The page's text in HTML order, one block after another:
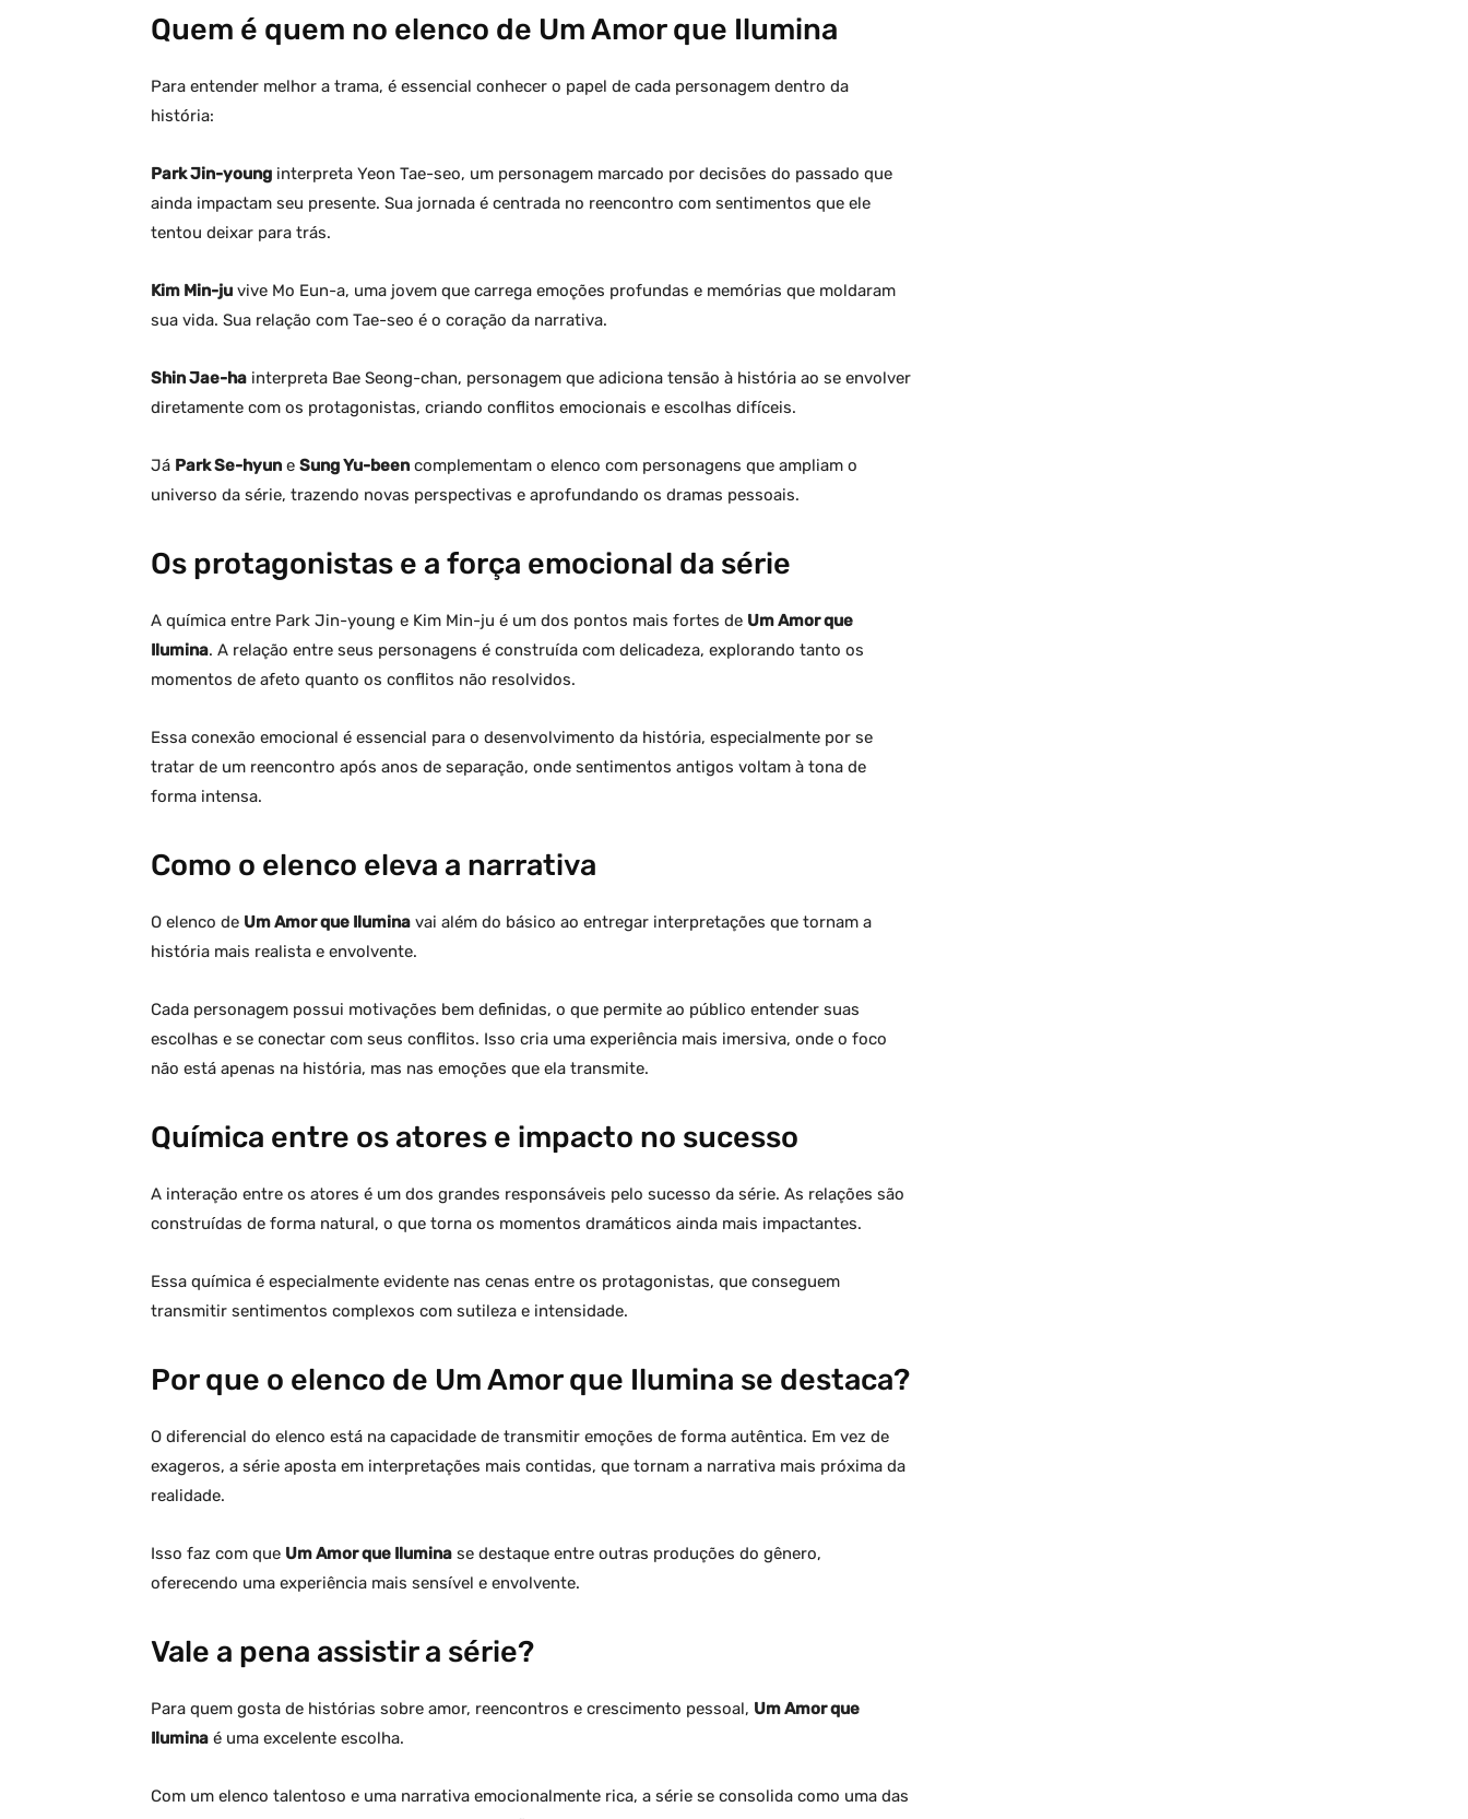
seo e Eun-a terminam de
novo?
Romântico da Netflix (2026)
– Vale a Pena?
do Passado? Os capítulos
perdidos da jornada de…
Quem é quem no elenco de Um Amor que Ilumina
Para entender melhor a trama, é essencial conhecer o papel de cada personagem dentro da
história:
Park Jin-young interpreta Yeon Tae-seo, um personagem marcado por decisões do passado que
ainda impactam seu presente. Sua jornada é centrada no reencontro com sentimentos que ele
tentou deixar para trás.
Kim Min-ju vive Mo Eun-a, uma jovem que carrega emoções profundas e memórias que moldaram
sua vida. Sua relação com Tae-seo é o coração da narrativa.
Shin Jae-ha interpreta Bae Seong-chan, personagem que adiciona tensão à história ao se envolver
diretamente com os protagonistas, criando conflitos emocionais e escolhas difíceis.
Já Park Se-hyun e Sung Yu-been complementam o elenco com personagens que ampliam o
universo da série, trazendo novas perspectivas e aprofundando os dramas pessoais.
Os protagonistas e a força emocional da série
A química entre Park Jin-young e Kim Min-ju é um dos pontos mais fortes de Um Amor que
Ilumina. A relação entre seus personagens é construída com delicadeza, explorando tanto os
momentos de afeto quanto os conflitos não resolvidos.
Essa conexão emocional é essencial para o desenvolvimento da história, especialmente por se
tratar de um reencontro após anos de separação, onde sentimentos antigos voltam à tona de
forma intensa.
Como o elenco eleva a narrativa
O elenco de Um Amor que Ilumina vai além do básico ao entregar interpretações que tornam a
história mais realista e envolvente.
Cada personagem possui motivações bem definidas, o que permite ao público entender suas
escolhas e se conectar com seus conflitos. Isso cria uma experiência mais imersiva, onde o foco
não está apenas na história, mas nas emoções que ela transmite.
Química entre os atores e impacto no sucesso
A interação entre os atores é um dos grandes responsáveis pelo sucesso da série. As relações são
construídas de forma natural, o que torna os momentos dramáticos ainda mais impactantes.
Essa química é especialmente evidente nas cenas entre os protagonistas, que conseguem
transmitir sentimentos complexos com sutileza e intensidade.
Por que o elenco de Um Amor que Ilumina se destaca?
O diferencial do elenco está na capacidade de transmitir emoções de forma autêntica. Em vez de
exageros, a série aposta em interpretações mais contidas, que tornam a narrativa mais próxima da
realidade.
Isso faz com que Um Amor que Ilumina se destaque entre outras produções do gênero,
oferecendo uma experiência mais sensível e envolvente.
Vale a pena assistir a série?
Para quem gosta de histórias sobre amor, reencontros e crescimento pessoal, Um Amor que
Ilumina é uma excelente escolha.
Com um elenco talentoso e uma narrativa emocionalmente rica, a série se consolida como uma das